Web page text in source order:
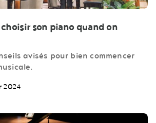
son piano quand on
avisés pour bien commencer
2024